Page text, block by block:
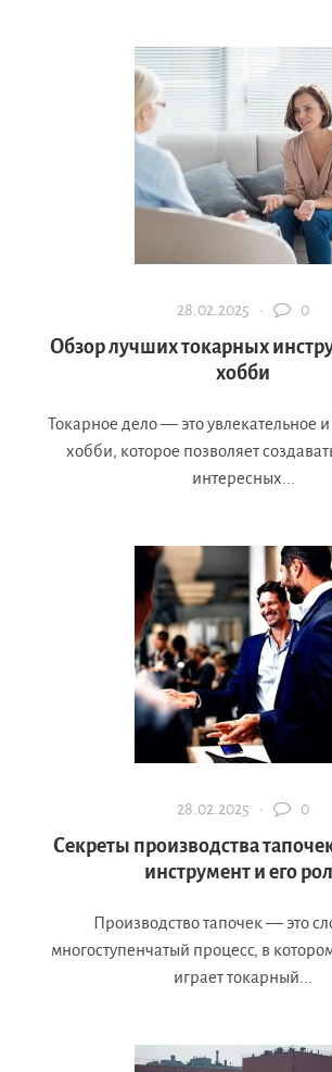
28.02.2025 · 0
Обзор лучших токарных
хобби
Токарное дело — это увлекательное
хобби, которое позволяет
интересных...
28.02.2025 · 0
Секреты производства
инструмент и его
Производство тапочек — это
многоступенчатый процесс, в
играет токарный...